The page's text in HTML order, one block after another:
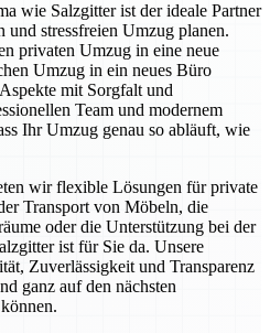
wie Salzgitter ist der ideale Partner
und stressfreien Umzug planen.
privaten Umzug in eine neue
Umzug in ein neues Büro
mit Sorgfalt und
Team und modernem
Ihr Umzug genau so abläuft, wie
wir flexible Lösungen für private
Transport von Möbeln, die
oder die Unterstützung bei der
ist für Sie da. Unsere
Zuverlässigkeit und Transparenz
ganz auf den nächsten